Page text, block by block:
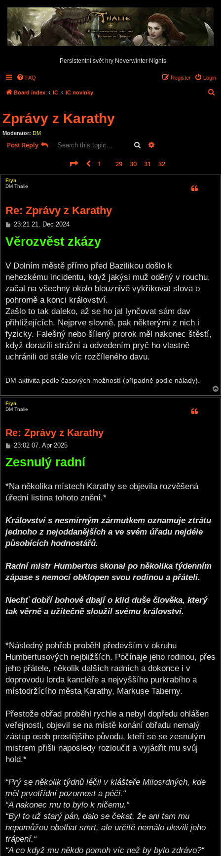
Persistentní svět hry Neverwinter Nights
FAQ Login
Register
Board index IC IC novinky
Zprávy z Karathy
Moderator: DM
Post Reply Search
Page 33 33
Previous
1 29 30 31 32
Fryn
DM Thalie
Re: Zprávy z Karathy
P
s
t
23:21 21. Dec 2024
Věrozvěst zkázy
V Dolním městě přímo před Bazilikou došlo k
nehezkému incidentu, když jakýsi muž oděný v rouchu,
začal na všechny okolo blouznivě vykřikovat slova o
pohromě a konci království.
Zašlo to tak daleko, až se ho jal lynčovat sám dav
přihlížejících. Nejprve slovně, pak některými z nich i
fyzicky. Falešný nebo šílený prorok měl nakonec štěstí,
když dorazili strážní a odvedením pryč ho vlastně
uchránili od stále víc rozčíleného davu.
DM aktivita podle časových možností (případně podle nálady).
Fryn
DM Thalie
Re: Zprávy z Karathy
P
s
t
23:02 07. Apr 2025
Zesnulý radní
*Na několika místech Karathy se objevila rozvěšená
úřední listina tohoto znění.*
Království s nesmírným zármutkem oznamuje ztrátu
jednoho z nejoddanějších a ve svém úřadu nejdéle
působících hodnostářů.
Radní mistr Humbertus skonal po několika týdenním
zápase s nemocí obklopen svou rodinou a přáteli.
Nechť dobří bohové dbají o klid duše člověka, který
tak věrně a užitečně sloužil svému království.
*Následný pohřeb proběhl především v okruhu
Humbertusových nejbližších. Počínaje jeho rodinou, přes
jeho přátele, několik dalších radních a dokonce i v
doprovodu lorda kancléře a nejvyššího purkrabího a
místodržícího města Karathy, Markuse Taberny.
Přestože obřad proběhl rychle a nebyl dopředu ohlášen
veřejnosti, objevil se na místě konání obřadu nemalý
zástup osob prostějšího původu, kteří se se zesnulým
mistrem přišli naposledy rozloučit a vyjádřit mu svůj
hold.*
“Prý se několik týdnů léčil v klášteře Milosrdných, kde
měl prvotřídní pozornost a péči.“
“A nakonec mu to bylo k ničemu.“
“Byl to už starý pán, dalo se čekat, že ani tam mu
nepomůžou obelhat smrt, ale určitě nemálo ulevili jeho
trápení.“
“A co když mu někdo pomoh víc než by bylo zdrávo?“